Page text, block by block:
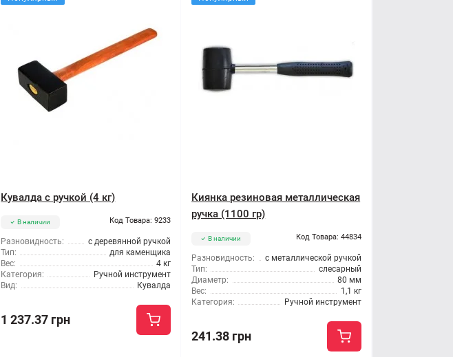
Кувалда с ручкой (4 кг)
В наличии Код Товара: 9233
Разновидность:
с деревянной ручкой
Тип:
для каменщика
Вес:
4 кг
Категория:
Ручной инструмент
Вид:
Кувалда
1 237.37 грн
Киянка резиновая металлическая
ручка (1100 гр)
В наличии Код Товара: 44834
Разновидность:
с металлической ручкой
Тип:
слесарный
Диаметр:
80 мм
Вес:
1,1 кг
Категория:
Ручной инструмент
241.38 грн